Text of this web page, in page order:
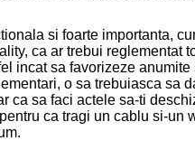
si foarte importanta,
ca ar trebui reglementat
incat sa favorizeze
o sa trebuiasca sa
ca sa faci actele sa-ti
ca tragi un cablu si-un